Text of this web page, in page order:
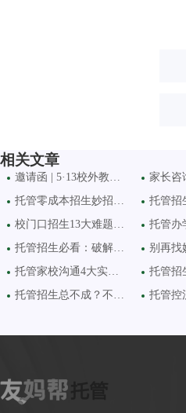
相关文章
邀请函 | 5·13校外教育创新
托管零成本招生妙招：校
校门口招生13大难题破解
托管招生必看：破解“信
托管家校沟通4大实用技巧
托管招生总不成？不是家
家长咨
托管招
托管办
别再找
托管招生
托管控